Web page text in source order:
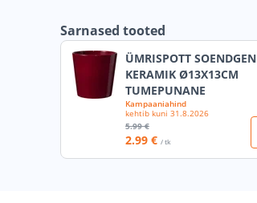
Sarnased tooted
ÜMRISPOTT SOENDGEN
KERAMIK Ø13X13CM
TUMEPUNANE
Kampaaniahind
kehtib kuni 31.8.2026
5.99 €
2.99 € / tk